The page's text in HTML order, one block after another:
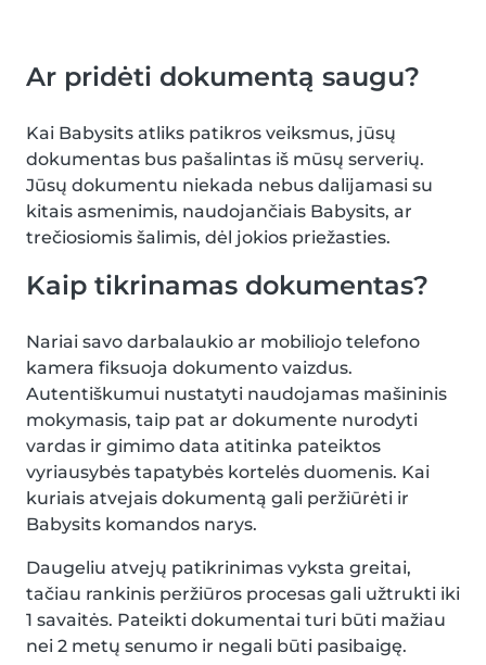
Ar pridėti dokumentą saugu?
Kai Babysits atliks patikros veiksmus, jūsų
dokumentas bus pašalintas iš mūsų serverių.
Jūsų dokumentu niekada nebus dalijamasi su
kitais asmenimis, naudojančiais Babysits, ar
trečiosiomis šalimis, dėl jokios priežasties.
Kaip tikrinamas dokumentas?
Nariai savo darbalaukio ar mobiliojo telefono
kamera fiksuoja dokumento vaizdus.
Autentiškumui nustatyti naudojamas mašininis
mokymasis, taip pat ar dokumente nurodyti
vardas ir gimimo data atitinka pateiktos
vyriausybės tapatybės kortelės duomenis. Kai
kuriais atvejais dokumentą gali peržiūrėti ir
Babysits komandos narys.
Daugeliu atvejų patikrinimas vyksta greitai,
tačiau rankinis peržiūros procesas gali užtrukti iki
1 savaitės. Pateikti dokumentai turi būti mažiau
nei 2 metų senumo ir negali būti pasibaigę.